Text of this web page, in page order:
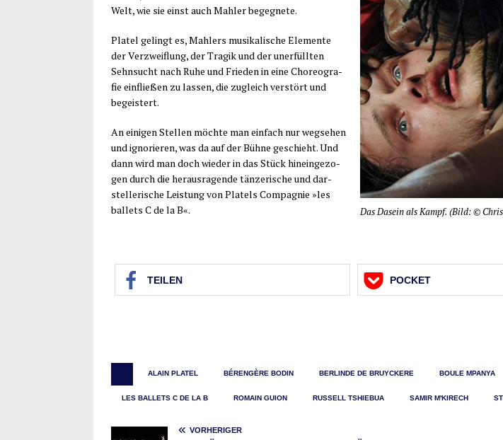
Das Dasein als Kampf. (Bild: ©
Welt, wie sie einst auch Mahler begegnete.
Platel gelingt es, Mahlers musi­ka­li­sche Ele­men­te
der Ver­zweif­lung, der Tra­gik und der uner­füll­ten
Sehn­sucht nach Ruhe und Frie­den in eine Cho­reo­gra­
fie ein­flie­ßen zu las­sen, die zugleich ver­stört und
begeistert.
An eini­gen Stel­len möch­te man ein­fach nur weg­se­hen
und igno­rie­ren, was da auf der Büh­ne geschieht. Und
dann wird man doch wie­der in das Stück hin­ein­ge­zo­
gen durch die her­aus­ra­gen­de tän­ze­ri­sche und dar­
stel­le­ri­sche Leis­tung von Platels Com­pa­gnie »les
bal­lets C de la B«.
TEI­LEN POCKET
ALAIN PLATEL BÉRENGÈRE BODIN BERLINDE DE BRUYCKERE BOULE MPANYA
LES BALLETS C DE LA B ROMAIN GUION RUSSELL TSHIEBUA SAMIR M'KIRECH
VORHERIGER